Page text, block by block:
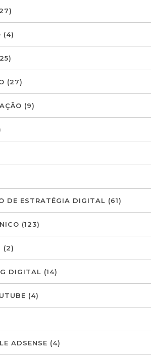
(4)
(27)
(9)
DE ESTRATÉGIA DIGITAL (61)
(123)
(2)
DIGITAL (14)
(4)
ADSENSE (4)